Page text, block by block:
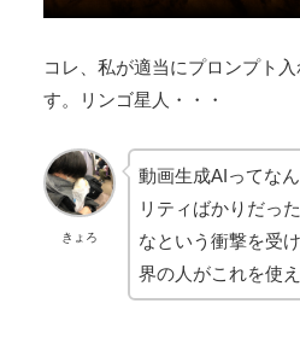
コレ、私が適当にプロンプト
す。リンゴ星人・・・
きょろ
動画生成AIってな
リティばかりだっ
なという衝撃を受
界の人がこれを使え